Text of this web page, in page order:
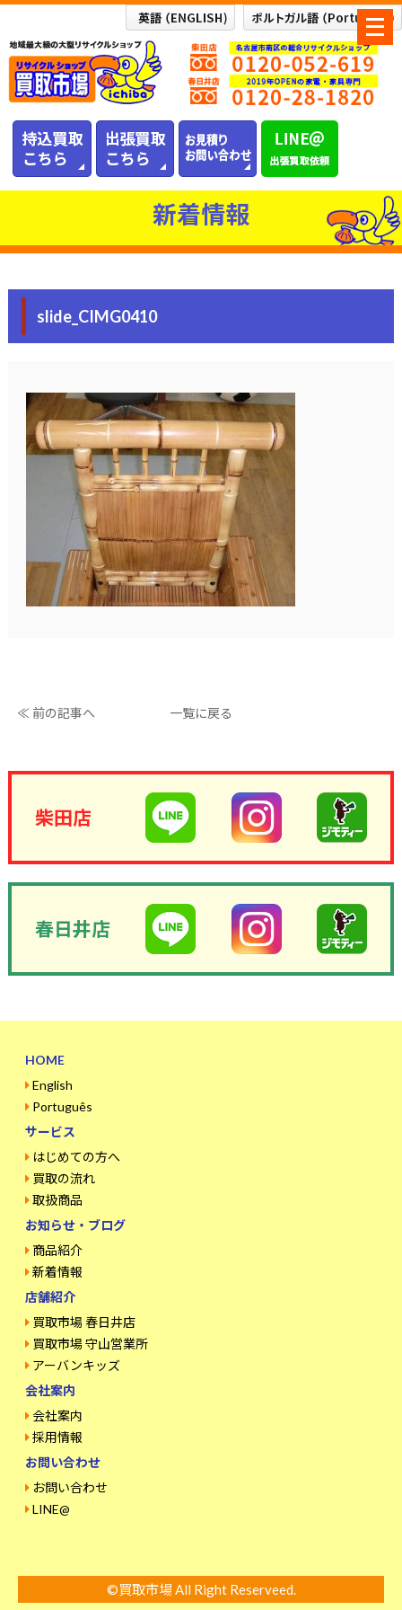
メ
ニ
ュ
ー
新着情報
slide_CIMG0410
≪ 前の記事へ 一覧に戻る
柴田店
春日井店
HOME
English
Português
サービス
はじめての方へ
買取の流れ
取扱商品
お知らせ・ブログ
商品紹介
新着情報
店舗紹介
買取市場 春日井店
買取市場 守山営業所
アーバンキッズ
会社案内
会社案内
採用情報
お問い合わせ
お問い合わせ
LINE@
©買取市場 All Right Reserveed.